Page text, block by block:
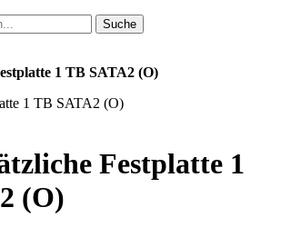
Suche
1 TB SATA2 (O)
Festplatte 1
(O)